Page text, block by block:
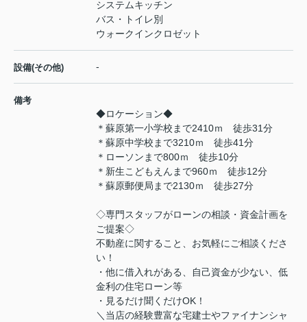
システムキッチン
バス・トイレ別
ウォークインクロゼット
設備(その他) -
備考
◆ロケーション◆
＊蘇原第一小学校まで2410ｍ 徒歩31分
＊蘇原中学校まで3210ｍ 徒歩41分
＊ローソンまで800ｍ 徒歩10分
＊新生こどもえんまで960ｍ 徒歩12分
＊蘇原郵便局まで2130ｍ 徒歩27分
◇専門スタッフがローンの相談・資金計画を
ご提案◇
不動産に関すること、お気軽にご相談くださ
い！
・他に借入れがある、自己資金が少ない、低
金利の住宅ローン等
・見るだけ聞くだけOK！
＼当店の経験豊富な宅建士やファイナンシャ